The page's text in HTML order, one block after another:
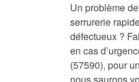
Un problème
serrurerie
défectueux ?
en cas
(57590), pour